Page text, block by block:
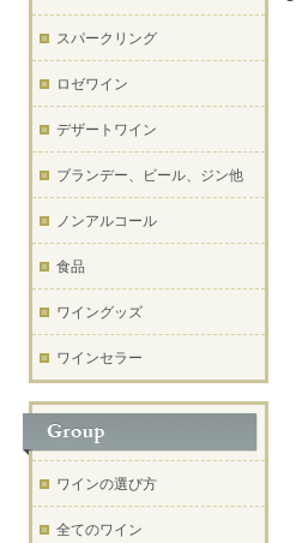
スパークリング
ロゼワイン
デザートワイン
ブランデー、ビール、ジン他
ノンアルコール
食品
ワイングッズ
ワインセラー
ワインの選び方
全てのワイン